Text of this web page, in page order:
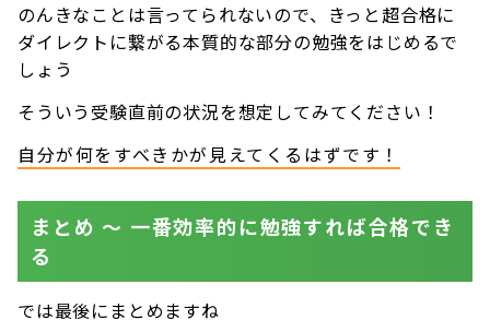
のんきなことは言ってられないので、きっと超合格に
ダイレクトに繋がる本質的な部分の勉強をはじめるで
しょう
そういう受験直前の状況を想定してみてください！
自分が何をすべきかが見えてくるはずです！
まとめ 〜 一番効率的に勉強すれば合格でき
る
では最後にまとめますね